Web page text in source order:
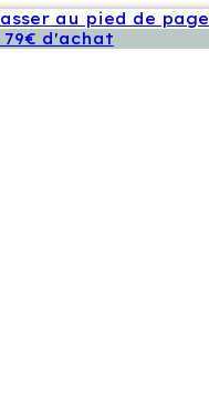
au pied de page
d'achat